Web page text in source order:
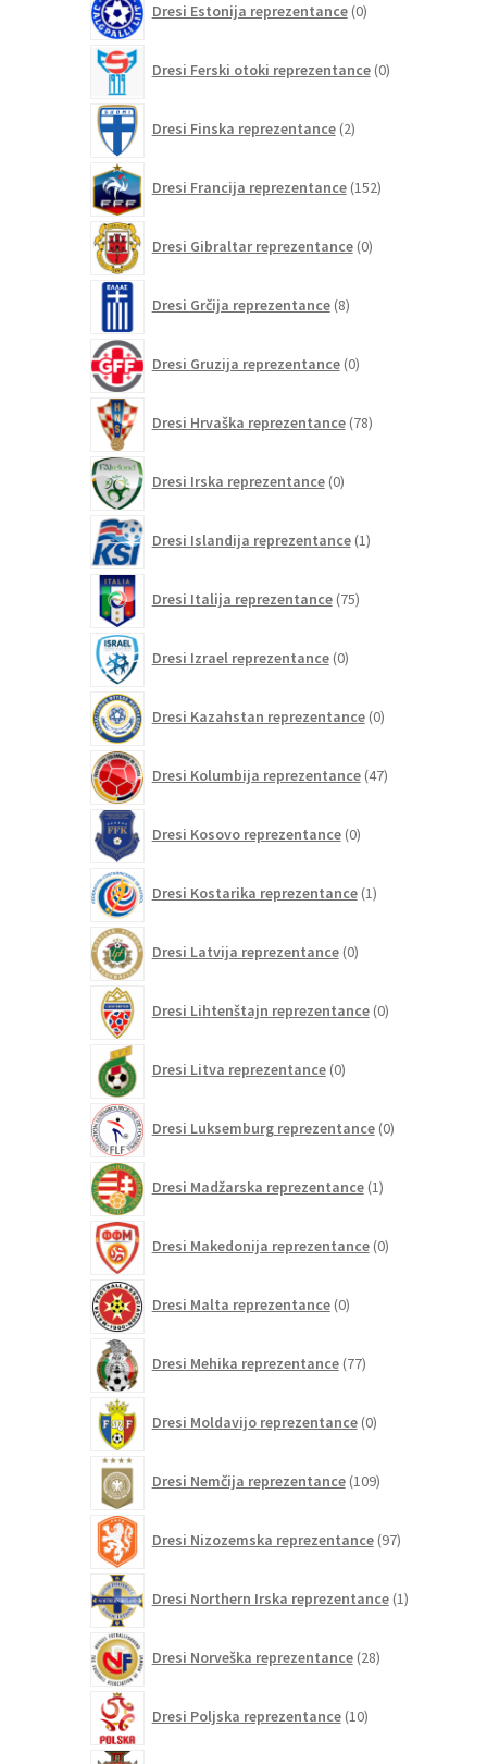
Dresi Estonija reprezentance 0izdelkov
Dresi Ferski otoki reprezentance 0izdelkov
Dresi Finska reprezentance 2izdelka
Dresi Francija reprezentance 152izdelkov
Dresi Gibraltar reprezentance 0izdelkov
Dresi Grčija reprezentance 8izdelkov
Dresi Gruzija reprezentance 0izdelkov
Dresi Hrvaška reprezentance 78izdelkov
Dresi Irska reprezentance 0izdelkov
Dresi Islandija reprezentance 1izdelek
Dresi Italija reprezentance 75izdelkov
Dresi Izrael reprezentance 0izdelkov
Dresi Kazahstan reprezentance 0izdelkov
Dresi Kolumbija reprezentance 47izdelkov
Dresi Kosovo reprezentance 0izdelkov
Dresi Kostarika reprezentance 1izdelek
Dresi Latvija reprezentance 0izdelkov
Dresi Lihtenštajn reprezentance 0izdelkov
Dresi Litva reprezentance 0izdelkov
Dresi Luksemburg reprezentance 0izdelkov
Dresi Madžarska reprezentance 1izdelek
Dresi Makedonija reprezentance 0izdelkov
Dresi Malta reprezentance 0izdelkov
Dresi Mehika reprezentance 77izdelkov
Dresi Moldavijo reprezentance 0izdelkov
Dresi Nemčija reprezentance 109izdelkov
Dresi Nizozemska reprezentance 97izdelkov
Dresi Northern Irska reprezentance 1izdelek
Dresi Norveška reprezentance 28izdelkov
Dresi Poljska reprezentance 10izdelkov